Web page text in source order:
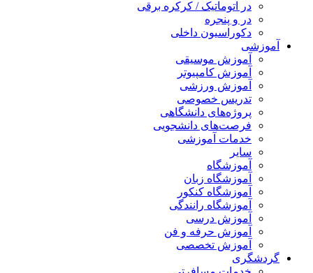
در اتوماتیک / کرکره برقی
در و پنجره
دکوراسیون داخلی
آموزشی
آموزش موسیقی
آموزش کامپیوتر
آموزش ورزشی
تدریس خصوصی
پروژه‌های دانشگاهی
فرصت‌های دانشجویی
خدمات آموزشی
سایر
آموزشگاه
آموزشگاه زبان
آموزشگاه کنکور
آموزشگاه رانندگی
آموزش درسی
آموزش حرفه و فن
آموزش تخصصی
گردشگری